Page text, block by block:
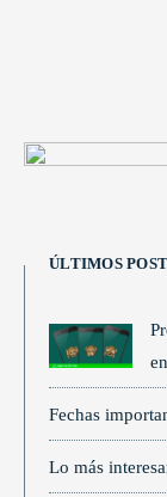
ÚLTIMOS POST
Fechas
Lo más